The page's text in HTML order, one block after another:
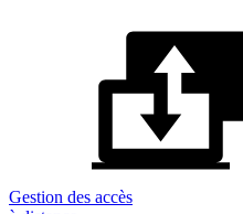
Gestion des accès